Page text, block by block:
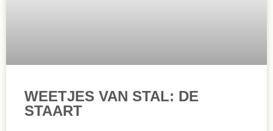
WEETJES VAN STAL: DE
STAART